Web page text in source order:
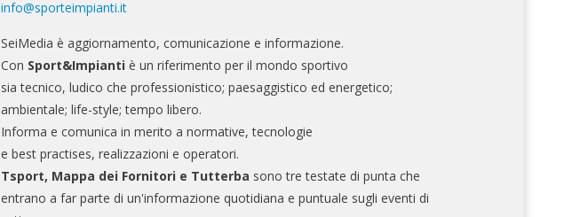
info@sporteimpianti.it
SeiMedia è aggiornamento, comunicazione e informazione.
Con Sport&Impianti è un riferimento per il mondo sportivo
sia tecnico, ludico che professionistico; paesaggistico ed energetico;
ambientale; life-style; tempo libero.
Informa e comunica in merito a normative, tecnologie
e best practises, realizzazioni e operatori.
Tsport, Mappa dei Fornitori e Tutterba sono tre testate di punta che
entrano a far parte di un'informazione quotidiana e puntuale sugli eventi di